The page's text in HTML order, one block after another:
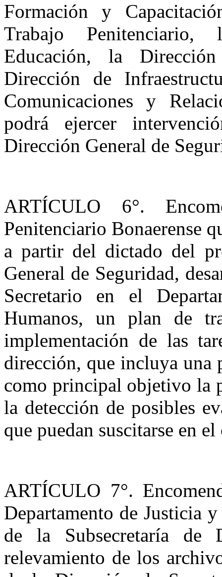
Formación y
Trabajo
Educación, la
Dirección de
Comunicaciones y
podrá ejercer
Dirección General de
ARTÍCULO 6°.
Penitenciario Bonaerense
a partir del dictado del
General de Seguridad,
Secretario en el
Humanos, un plan de
implementación de las
dirección, que incluya una
como principal objetivo la
la detección de posibles
que puedan suscitarse en
ARTÍCULO 7°.
Departamento de Justicia
de la Subsecretaría de
relevamiento de los